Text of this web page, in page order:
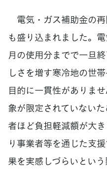
電気・ガス補助金の
も盛り込まれました。
月の使用分までで一旦
しさを増す寒冷地の世
目的に一貫性がありま
象が限定されていない
者ほど負担軽減額が大
り事業者等を通じた支
果を実感しづらいという